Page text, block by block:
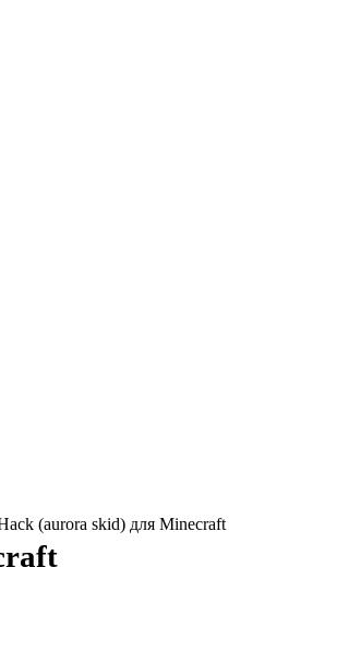
(aurora skid) для Minecraft